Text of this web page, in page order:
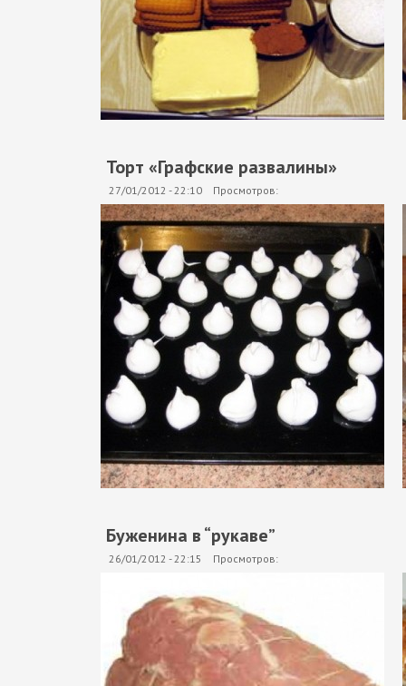
Торт «Графские развалины»
27/01/2012 - 22:10 Просмотров:
Буженина в “рукаве”
26/01/2012 - 22:15 Просмотров: